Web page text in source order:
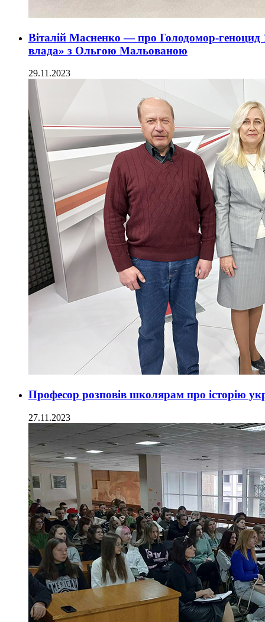
Віталій Масненко — про Голодомор-геноцид
влада» з Ольгою Мальованою
29.11.2023
Професор розповів школярам про історію
27.11.2023